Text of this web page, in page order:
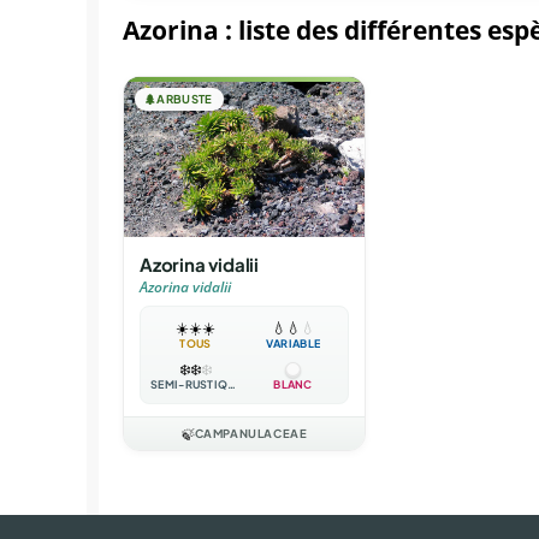
Azorina : liste des différentes
🌲ARBUSTE
Azorina vidalii
Azorina vidalii
☀️☀️☀️
TOUS
💧 💧 💧
VARIABLE
❄️❄️❄️
SEMI-RUSTIQUE BLANC
🍃CAMPANULACEAE